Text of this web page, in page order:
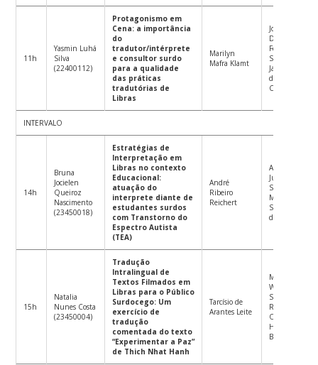
11h
Yasmin Luhá
Silva
(22400112)
Protagonismo em
Cena: a importância
do
tradutor/intérprete
e consultor surdo
para a qualidade
das práticas
tradutórias de
Libras
Marilyn
Mafra Klamt
João Gabriel
Duarte
Ferreira
Suplente:
Janine Soares
de Oliveira do
Carmo
INTERVALO
14h
Bruna
Jocielen
Queiroz
Nascimento
(23450018)
Estratégias de
Interpretação em
Libras no contexto
Educacional:
atuação do
interprete diante de
estudantes surdos
com Transtorno do
Espectro Autista
(TEA)
André
Ribeiro
Reichert
Ana Paula
Jung
Suplente:
Mardonio dos
Santos Aguiar
de Oliveira
15h
Natalia
Nunes Costa
(23450004)
Tradução
Intralingual de
Textos Filmados em
Libras para o Público
Surdocego: Um
exercício de
tradução
comentada do texto
“Experimentar a Paz”
de Thich Nhat Hanh
Tarcísio de
Arantes Leite
Markus
Weininger
Suplente:
Renata
Ohlson
Heinzelmann
Bosse